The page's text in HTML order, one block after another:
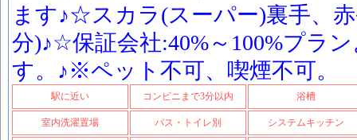
ます♪☆スカラ(スーパー)裏手、
分)♪☆保証会社:40%～100%プラ
す。♪※ペット不可、喫煙不可。
駅に近い コンビニまで3分以内 浴槽
室内洗濯置場 バス・トイレ別 システムキッチン